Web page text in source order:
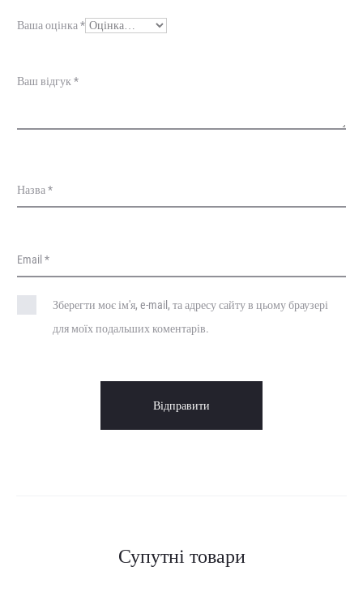
у
и
Ваша оцінка*
Ваш відгук*
Назва*
Email *
Зберегти моє ім'я, e-mail, та адресу сайту в цьому браузері
для моїх подальших коментарів.
Супутні товари